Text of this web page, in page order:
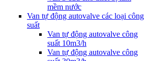
mềm nước
Van tự động autovalve các loại công
suất
Van tự động autovalve công
suất 10m3/h
Van tự động autovalve công